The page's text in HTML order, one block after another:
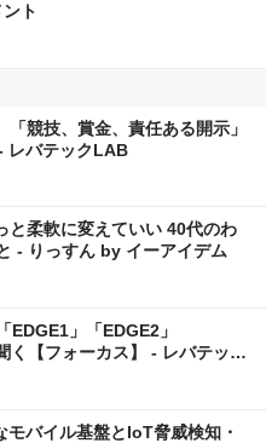
ト
競技、賞金、責任ある開示」
レバテックLAB
と柔軟に変えていい 40代のわ
- りっすん by イーアイデム
」「EDGE2」
く【フォーカス】 - レバテック
バイル基盤とIoT脅威検知・